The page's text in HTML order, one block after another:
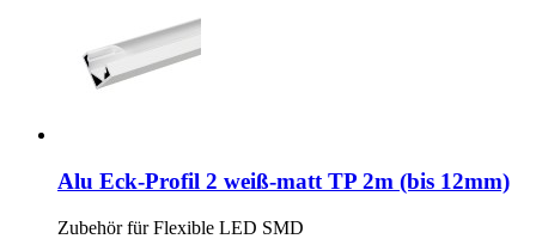
Alu Eck-Profil 2 weiß-matt TP 2m (bis 12mm)
Zubehör für Flexible LED SMD